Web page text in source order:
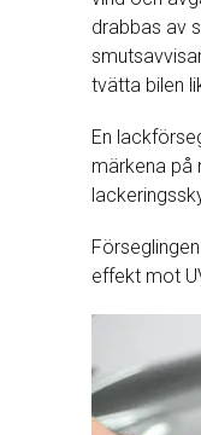
drabbas av
tvätta bilen
En
märkena på
effekt mot